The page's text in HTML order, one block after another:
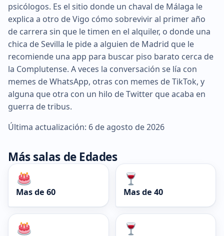
psicólogos. Es el sitio donde un chaval de Málaga le
explica a otro de Vigo cómo sobrevivir al primer año
de carrera sin que le timen en el alquiler, o donde una
chica de Sevilla le pide a alguien de Madrid que le
recomiende una app para buscar piso barato cerca de
la Complutense. A veces la conversación se lía con
memes de WhatsApp, otras con memes de TikTok, y
alguna que otra con un hilo de Twitter que acaba en
guerra de tribus.
Última actualización: 6 de agosto de 2026
Más salas de Edades
Mas de 60 Mas de 40